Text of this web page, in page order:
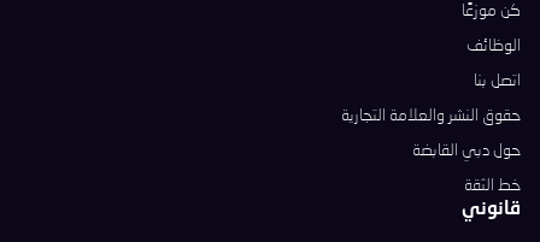
كن موزعًا
الوظائف
اتصل بنا
حقوق النشر والعلامة التجارية
حول دبي القابضة
خط الثقة
قانوني